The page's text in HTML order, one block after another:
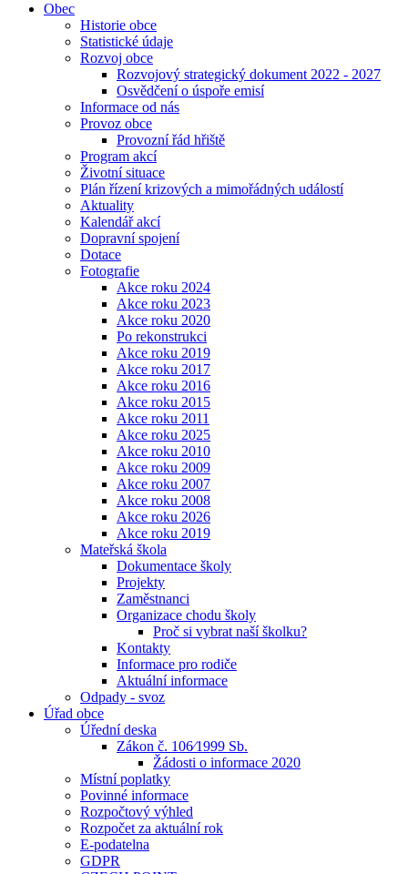
Obec
Historie obce
Statistické údaje
Rozvoj obce
Rozvojový strategický dokument 2022 - 2027
Osvědčení o úspoře emisí
Informace od nás
Provoz obce
Provozní řád hřiště
Program akcí
Životní situace
Plán řízení krizových a mimořádných událostí
Aktuality
Kalendář akcí
Dopravní spojení
Dotace
Fotografie
Akce roku 2024
Akce roku 2023
Akce roku 2020
Po rekonstrukci
Akce roku 2019
Akce roku 2017
Akce roku 2016
Akce roku 2015
Akce roku 2011
Akce roku 2025
Akce roku 2010
Akce roku 2009
Akce roku 2007
Akce roku 2008
Akce roku 2026
Akce roku 2019
Mateřská škola
Dokumentace školy
Projekty
Zaměstnanci
Organizace chodu školy
Proč si vybrat naší školku?
Kontakty
Informace pro rodiče
Aktuální informace
Odpady - svoz
Úřad obce
Úřední deska
Zákon č. 106⁄1999 Sb.
Žádosti o informace 2020
Místní poplatky
Povinné informace
Rozpočtový výhled
Rozpočet za aktuální rok
E-podatelna
GDPR